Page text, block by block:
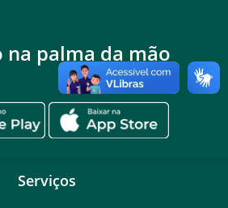
na palma da mão
Serviços